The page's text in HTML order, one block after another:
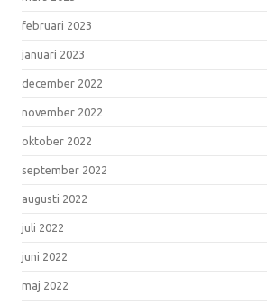
februari 2023
januari 2023
december 2022
november 2022
oktober 2022
september 2022
augusti 2022
juli 2022
juni 2022
maj 2022